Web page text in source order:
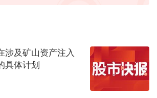
涉及矿山资产注入
具体计划